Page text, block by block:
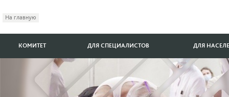
На главную
КОМИТЕТ ДЛЯ СПЕЦИАЛИСТОВ ДЛЯ